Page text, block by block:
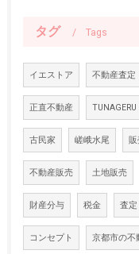
タグ Tags
イエストア 不動産査定
正直不動産 TUNAGERU
古民家 嵯峨水尾 販
不動産販売 土地販売
財産分与 税金 査定
コンセプト 京都市の不